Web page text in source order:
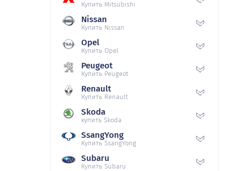
Купить Mitsubishi
Nissan
Купить Nissan
Opel
Купить Opel
Peugeot
Купить Peugeot
Renault
Купить Renault
Skoda
купить Skoda
SsangYong
Купить SsangYong
Subaru
Купить Subaru